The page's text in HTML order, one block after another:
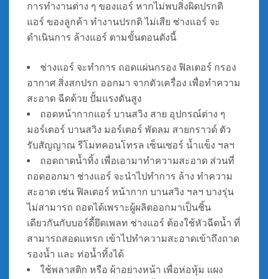
การทำงานต่าง ๆ ของแอร์ หากไม่พบสิ่งผิดปรกติ
แอร์ ของลูกค้า ทำงานปรกติ ไม่เสีย ช่างแอร์ จะ
ดำเนินการ ล้างแอร์ ตามขั้นตอนดังนี้
ช่างแอร์ จะทำการ ถอดแผ่นกรอง ฟิลเตอร์ กรอง
อากาศ สิ่งสกปรก ออกมา จากตัวเครื่อง เพื่อทำความ
สะอาด ฉีดด้วย ปั้มแรงดันสูง
ถอดหน้ากากแอร์ บานสวิง สาย อุปกรณ์ต่าง ๆ
มอร์เตอร์ บานสวิง มอร์เตอร์ พัดลม สายกราวด์ ตัว
รับสัญญาณ รีโมทคอนโทรล เซ็นเซอร์ น้ำแข็ง ฯลฯ
ถอดถาดน้ำทิ้ง เพื่อเอามาทำความสะอาด ส่วนที่
ถอดออกมา ช่างแอร์ จะนำไปทำการ ล้าง ทำความ
สะอาด เช่น ฟิลเตอร์ หน้ากาก บานสวิง ฯลฯ บางรุ่น
ไม่สามารถ ถอดได้เพราะผู้ผลิตออกมาเป็นชิ้น
เดียวกันกับบอร์ดี้ยึดเพลท ช่างแอร์ ต้องใช้หัวฉีดน้ำ ที่
สามารถสอดแทรก เข้าไปทำความสะอาดเข้าถึงถาด
รองน้ำ และ ท่อน้ำทิ้งได้
ใช้พลาสติก หรือ ผ้าอย่างหน้า เพื่อห่อหุ้ม แผง